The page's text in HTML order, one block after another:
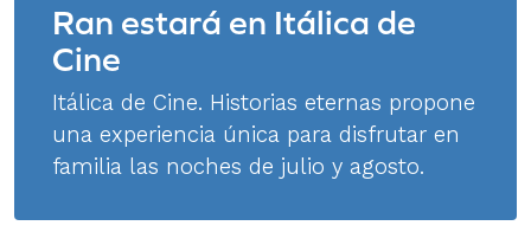
Ran estará en Itálica de
Cine
Itálica de Cine. Historias eternas propone
una experiencia única para disfrutar en
familia las noches de julio y agosto.